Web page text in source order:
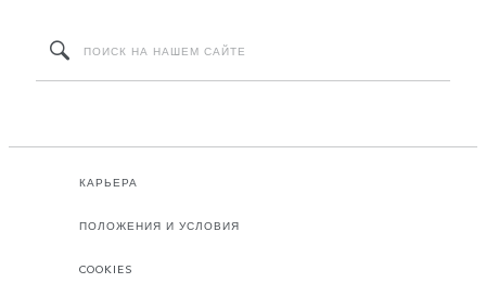
КАРЬЕРА
ПОЛОЖЕНИЯ И УСЛОВИЯ
COOKIES